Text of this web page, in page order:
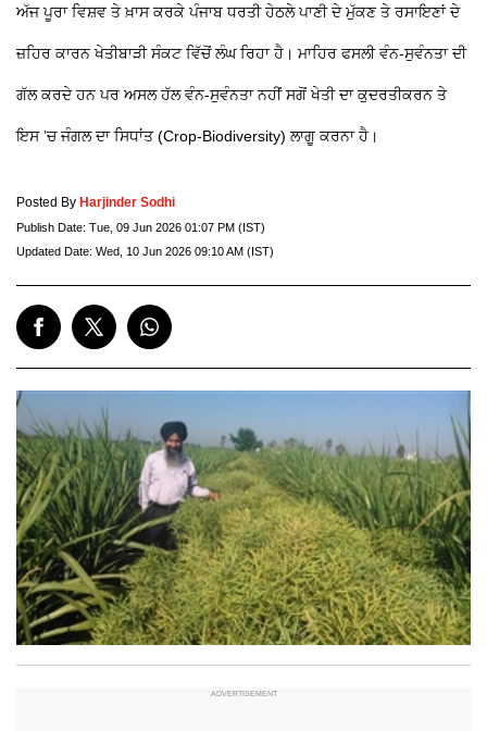
ਅੱਜ ਪੂਰਾ ਵਿਸ਼ਵ ਤੇ ਖ਼ਾਸ ਕਰਕੇ ਪੰਜਾਬ ਧਰਤੀ ਹੇਠਲੇ ਪਾਣੀ ਦੇ ਮੁੱਕਣ ਤੇ ਰਸਾਇਣਾਂ ਦੇ
ਜ਼ਹਿਰ ਕਾਰਨ ਖੇਤੀਬਾੜੀ ਸੰਕਟ ਵਿੱਚੋਂ ਲੰਘ ਰਿਹਾ ਹੈ। ਮਾਹਿਰ ਫਸਲੀ ਵੰਨ-ਸੁਵੰਨਤਾ ਦੀ
ਗੱਲ ਕਰਦੇ ਹਨ ਪਰ ਅਸਲ ਹੱਲ ਵੰਨ-ਸੁਵੰਨਤਾ ਨਹੀਂ ਸਗੋਂ ਖੇਤੀ ਦਾ ਕੁਦਰਤੀਕਰਨ ਤੇ
ਇਸ ’ਚ ਜੰਗਲ ਦਾ ਸਿਧਾਂਤ (Crop-Biodiversity) ਲਾਗੂ ਕਰਨਾ ਹੈ।
Posted By Harjinder Sodhi
Publish Date: Tue, 09 Jun 2026 01:07 PM (IST)
Updated Date: Wed, 10 Jun 2026 09:10 AM (IST)